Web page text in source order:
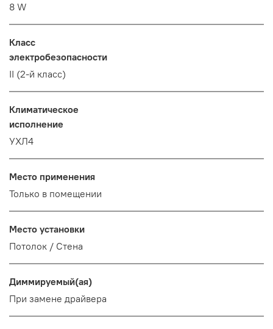
8 W
Класс
электробезопасности
II (2-й класс)
Климатическое
исполнение
УХЛ4
Место применения
Только в помещении
Место установки
Потолок / Cтена
Диммируемый(ая)
При замене драйвера